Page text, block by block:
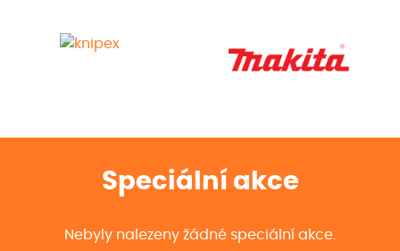
Speciální akce
Nebyly nalezeny žádné speciální akce.